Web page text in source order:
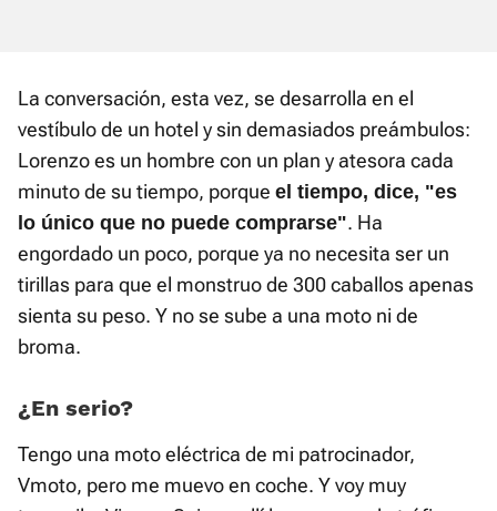
La conversación, esta vez, se desarrolla en el
vestíbulo de un hotel y sin demasiados preámbulos:
Lorenzo es un hombre con un plan y atesora cada
minuto de su tiempo, porque el tiempo, dice, "es
lo único que no puede comprarse". Ha
engordado un poco, porque ya no necesita ser un
tirillas para que el monstruo de 300 caballos apenas
sienta su peso. Y no se sube a una moto ni de
broma.
¿En serio?
Tengo una moto eléctrica de mi patrocinador,
Vmoto, pero me muevo en coche. Y voy muy